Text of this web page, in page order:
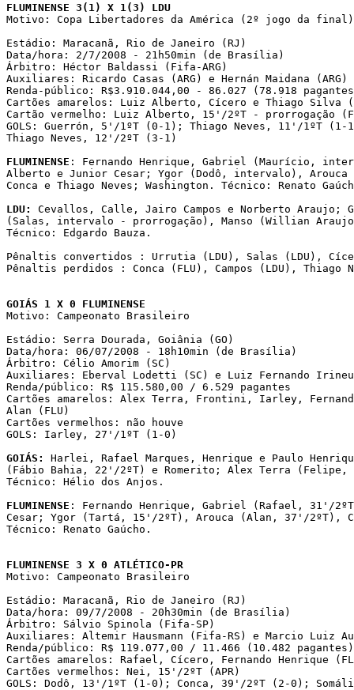
FLUMINENSE 3(1) X 1(3) LDU
Motivo: Copa Libertadores da América (2º jogo da final)
Estádio: Maracanã, Rio de Janeiro (RJ)
Data/hora: 2/7/2008 - 21h50min (de Brasília)
Árbitro: Héctor Baldassi (Fifa-ARG)
Auxiliares: Ricardo Casas (ARG) e Hernán Maidana (ARG)
Renda-público: R$3.910.044,00 - 86.027 (78.918
Cartões amarelos: Luiz Alberto, Cícero e Thiago Silva
Cartão vermelho: Luiz Alberto, 15'/2ºT - prorrogação
GOLS: Guerrón, 5'/1ºT (0-1); Thiago Neves, 11'/1ºT
Thiago Neves, 12'/2ºT (3-1)
FLUMINENSE : Fernando Henrique, Gabriel (Maurício,
Alberto e Junior Cesar; Ygor (Dodô, intervalo),
Conca e Thiago Neves; Washington. Técnico: Renato
LDU:
Cevallos, Calle, Jairo Campos e Norberto Araujo;
(Salas, intervalo - prorrogação), Manso (Willian
Técnico: Edgardo Bauza.
Pênaltis convertidos : Urrutia (LDU), Salas (LDU),
Pênaltis perdidos : Conca (FLU), Campos (LDU), Thiago
GOIÁS 1 X 0 FLUMINENSE
Motivo: Campeonato Brasileiro
Estádio: Serra Dourada, Goiânia (GO)
Data/hora: 06/07/2008 - 18h10min (de Brasília)
Árbitro: Célio Amorim (SC)
Auxiliares: Eberval Lodetti (SC) e Luiz Fernando
Renda/público: R$ 115.580,00 / 6.529 pagantes
Cartões amarelos: Alex Terra, Frontini, Iarley,
Alan (FLU)
Cartões vermelhos: não houve
GOLS: Iarley, 27'/1ºT (1-0)
GOIÁS:
Harlei, Rafael Marques, Henrique e Paulo
(Fábio Bahia, 22'/2ºT) e Romerito; Alex Terra
Técnico: Hélio dos Anjos.
FLUMINENSE : Fernando Henrique, Gabriel (Rafael, 31'/
Cesar; Ygor (Tartá, 15'/2ºT), Arouca (Alan, 37'/2ºT),
Técnico: Renato Gaúcho.
FLUMINENSE 3 X 0 ATLÉTICO-PR
Motivo: Campeonato Brasileiro
Estádio: Maracanã, Rio de Janeiro (RJ)
Data/hora: 09/7/2008 - 20h30min (de Brasília)
Árbitro: Sálvio Spinola (Fifa-SP)
Auxiliares: Altemir Hausmann (Fifa-RS) e Marcio Luiz
Renda/público: R$ 119.077,00 / 11.466 (10.482 pagantes)
Cartões amarelos: Rafael, Cícero, Fernando Henrique
Cartões vermelhos: Nei, 15'/2ºT (APR)
GOLS: Dodô, 13'/1ºT (1-0); Conca, 39'/2ºT (2-0);